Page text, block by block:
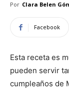
Por Clara Belen
Facebook
Esta receta es
pueden servir
cumpleaños de